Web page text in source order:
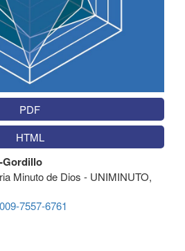
PDF
HTML
Gordillo
Minuto de Dios - UNIMINUTO,
7557-6761